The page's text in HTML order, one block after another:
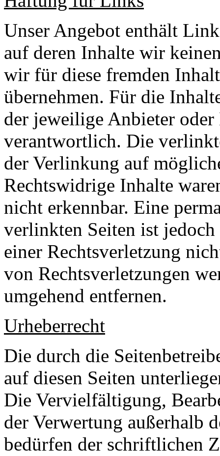
Unser Angebot enthält
auf deren Inhalte wir
wir für diese fremden
übernehmen. Für die
der jeweilige Anbieter oder
verantwortlich. Die
der Verlinkung auf
Rechtswidrige Inhalte
nicht erkennbar. Eine
verlinkten Seiten ist
einer Rechtsverletzung
von Rechtsverletzungen
umgehend entfernen.
Urheberrecht
Die durch die
auf diesen Seiten
Die Vervielfältigung,
der Verwertung außerhalb
bedürfen der schriftlichen